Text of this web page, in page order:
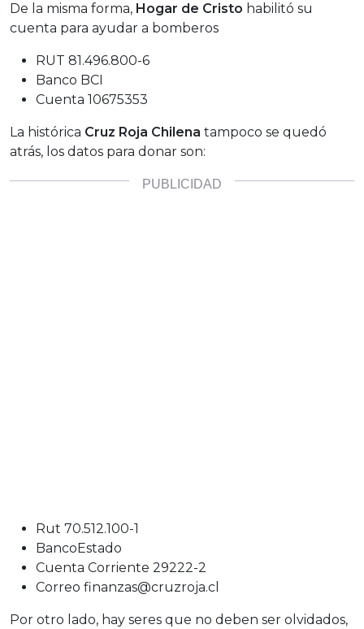
De la misma forma, Hogar de Cristo habilitó su
cuenta para ayudar a bomberos
RUT 81.496.800-6
Banco BCI
Cuenta 10675353
La histórica Cruz Roja Chilena tampoco se quedó
atrás, los datos para donar son:
Rut 70.512.100-1
BancoEstado
Cuenta Corriente 29222-2
Correo finanzas@cruzroja.cl
Por otro lado, hay seres que no deben ser olvidados,